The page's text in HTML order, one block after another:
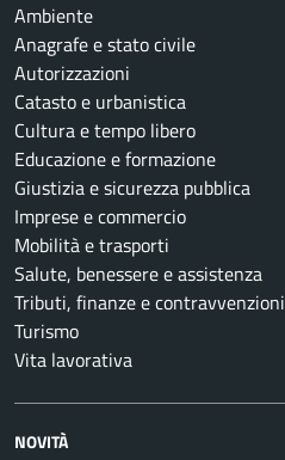
Ambiente
Anagrafe e stato civile
Autorizzazioni
Catasto e urbanistica
Cultura e tempo libero
Educazione e formazione
Giustizia e sicurezza pubblica
Imprese e commercio
Mobilità e trasporti
Salute, benessere e assistenza
Tributi, finanze e contravvenzioni
Turismo
Vita lavorativa
NOVITÀ